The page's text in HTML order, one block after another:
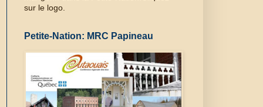
sur le logo.
Petite-Nation: MRC Papineau